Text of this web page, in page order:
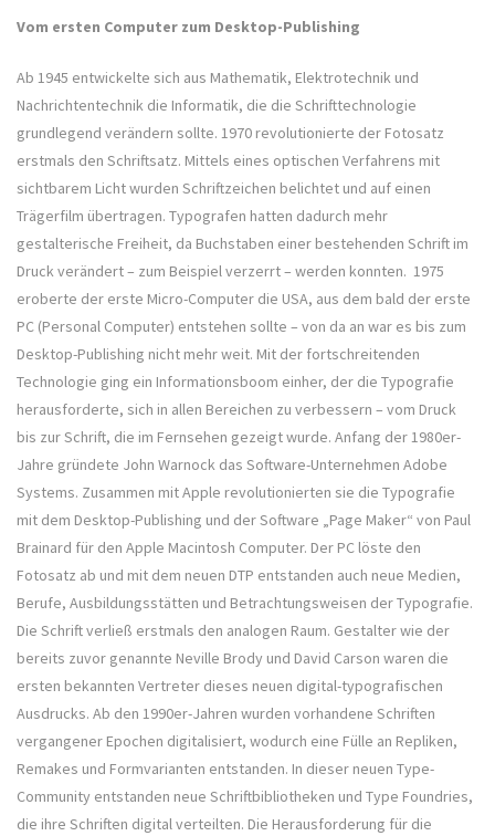
Vom ersten Computer zum Desktop-Publishing
Ab 1945 entwickelte sich aus Mathematik, Elektrotechnik und
Nachrichtentechnik die Informatik, die die Schrifttechnologie
grundlegend verändern sollte. 1970 revolutionierte der Fotosatz
erstmals den Schriftsatz. Mittels eines optischen Verfahrens mit
sichtbarem Licht wurden Schriftzeichen belichtet und auf einen
Trägerfilm übertragen. Typografen hatten dadurch mehr
gestalterische Freiheit, da Buchstaben einer bestehenden Schrift im
Druck verändert – zum Beispiel verzerrt – werden konnten. 1975
eroberte der erste Micro-Computer die USA, aus dem bald der erste
PC (Personal Computer) entstehen sollte – von da an war es bis zum
Desktop-Publishing nicht mehr weit. Mit der fortschreitenden
Technologie ging ein Informationsboom einher, der die Typografie
herausforderte, sich in allen Bereichen zu verbessern – vom Druck
bis zur Schrift, die im Fernsehen gezeigt wurde. Anfang der 1980er-
Jahre gründete John Warnock das Software-Unternehmen Adobe
Systems. Zusammen mit Apple revolutionierten sie die Typografie
mit dem Desktop-Publishing und der Software „Page Maker“ von Paul
Brainard für den Apple Macintosh Computer. Der PC löste den
Fotosatz ab und mit dem neuen DTP entstanden auch neue Medien,
Berufe, Ausbildungsstätten und Betrachtungsweisen der Typografie.
Die Schrift verließ erstmals den analogen Raum. Gestalter wie der
bereits zuvor genannte Neville Brody und David Carson waren die
ersten bekannten Vertreter dieses neuen digital-typografischen
Ausdrucks. Ab den 1990er-Jahren wurden vorhandene Schriften
vergangener Epochen digitalisiert, wodurch eine Fülle an Repliken,
Remakes und Formvarianten entstanden. In dieser neuen Type-
Community entstanden neue Schriftbibliotheken und Type Foundries,
die ihre Schriften digital verteilten. Die Herausforderung für die